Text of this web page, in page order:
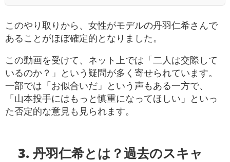
このやり取りから、女性がモデルの丹羽仁希さんで
あることがほぼ確定的となりました。
この動画を受けて、ネット上では「二人は交際して
いるのか？」という疑問が多く寄せられています。
一部では「お似合いだ」という声もある一方で、
「山本投手にはもっと慎重になってほしい」といっ
た否定的な意見も見られます。
3.丹羽仁希とは？過去のスキャ